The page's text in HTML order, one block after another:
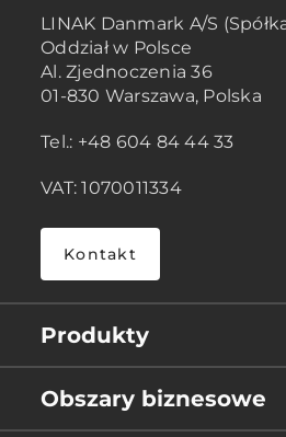
LINAK Danmark A/S
Oddział w Polsce
Al. Zjednoczenia 36
01-830 Warszawa, Polska
Tel.: +48 604 84 44 33
VAT: 1070011334
Kontakt
Produkty
Obszary biznesowe